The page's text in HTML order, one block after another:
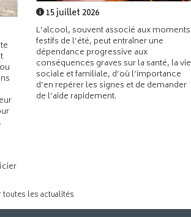
15 juillet 2026
L’alcool, souvent associé aux moments
festifs de l’été, peut entraîner une
dépendance progressive aux
conséquences graves sur la santé, la vie
sociale et familiale, d’où l’importance
d’en repérer les signes et de demander
de l’aide rapidement.
toutes les actualités